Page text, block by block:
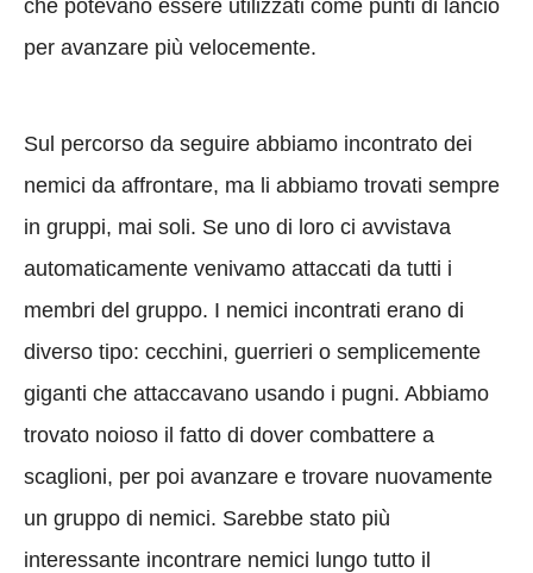
che potevano essere utilizzati come punti di lancio
per avanzare più velocemente.
Sul percorso da seguire abbiamo incontrato dei
nemici da affrontare, ma li abbiamo trovati sempre
in gruppi, mai soli. Se uno di loro ci avvistava
automaticamente venivamo attaccati da tutti i
membri del gruppo. I nemici incontrati erano di
diverso tipo: cecchini, guerrieri o semplicemente
giganti che attaccavano usando i pugni. Abbiamo
trovato noioso il fatto di dover combattere a
scaglioni, per poi avanzare e trovare nuovamente
un gruppo di nemici. Sarebbe stato più
interessante incontrare nemici lungo tutto il